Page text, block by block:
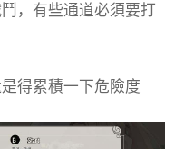
，有些通道必須要打
得累積一下危險度